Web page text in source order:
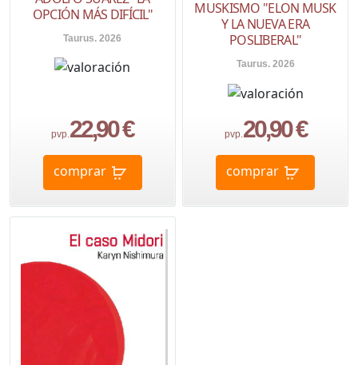
OPCIÓN MÁS DIFÍCIL"
Taurus. 2026
pvp. 22,90 €
comprar
MUSKISMO "ELON MUSK
Y LA NUEVA ERA
POSLIBERAL"
Taurus. 2026
pvp. 20,90 €
comprar